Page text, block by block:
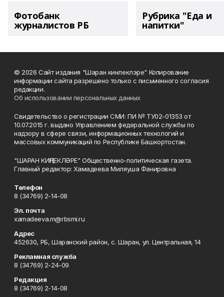
Фотобанк
журналистов РБ
Рубрика "Еда и
напитки"
© 2026 Сайт издания "Шаран кинлеклэре" Копирование
информации сайта разрешено только с письменного согласия
редакции.
Об использовании персональных данных
Свидетельство о регистрации СМИ: ПИ № ТУ02-01353 от
10.07.2015 г. выдано Управлением федеральной службы по
надзору в сфере связи, информационных технологий и
массовых коммуникаций по Республике Башкортостан.
"ШАРАН КИҢЛЕКЛӘРЕ" Общественно-политическая газета.
Главный редактор: Хамадеева Миляуша Фанировна
Телефон
8 (34769) 2-14-08
Эл. почта
xamadeeva.m@rbsmi.ru
Адрес
452630, РБ, Шаранский район, с. Шаран, ул. Центральная, 14
Рекламная служба
8 (34769) 2-24-09
Редакция
8 (34769) 2-14-08